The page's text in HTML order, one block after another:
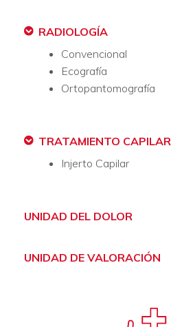
RADIOLOGÍA​
Convencional
Ecografía
Ortopantomografía
TRATAMIENTO CAPILAR
Injerto Capilar
UNIDAD DEL DOLOR ​
UNIDAD DE VALORACIÓN